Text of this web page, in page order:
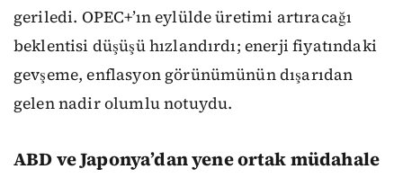
geriledi. OPEC+’ın eylülde üretimi artıracağı
beklentisi düşüşü hızlandırdı; enerji fiyatındaki
gevşeme, enflasyon görünümünün dışarıdan
gelen nadir olumlu notuydu.
ABD ve Japonya’dan yene ortak müdahale